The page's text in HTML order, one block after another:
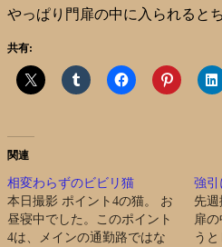
やっぱり門扉の中に入られると
共有:
関連
相変わらずのビビリ猫
本日撮影 ポイント4の猫。 お
昼寝中でした。このポイント
4は、メインの通勤路ではな
強引
先
扉
う